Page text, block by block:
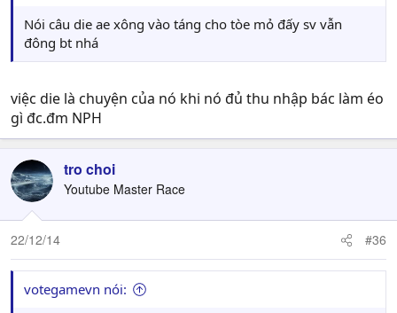
Nói câu die ae xông vào táng cho tòe mỏ đấy sv vẫn
đông bt nhá
việc die là chuyện của nó khi nó đủ thu nhập bác làm éo
gì đc.đm NPH
tro choi
Youtube Master Race
22/12/14 #36
votegamevn nói: